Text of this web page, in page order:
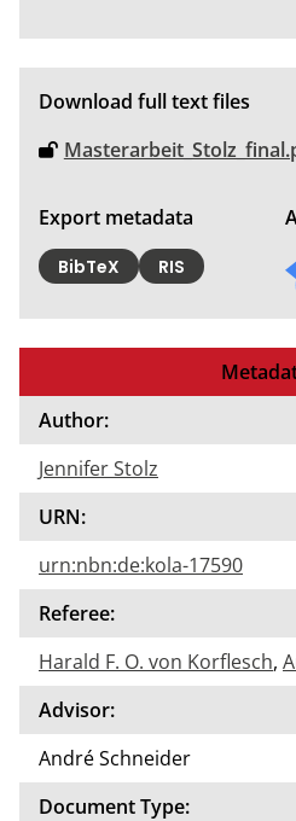
Download full text files
Export metadata
BibTeX RIS
Author:
Jennifer Stolz
URN:
urn:nbn:de:kola-17590
Referee:
Harald F. O. von Korflesch,
Advisor:
André Schneider
Document Type: